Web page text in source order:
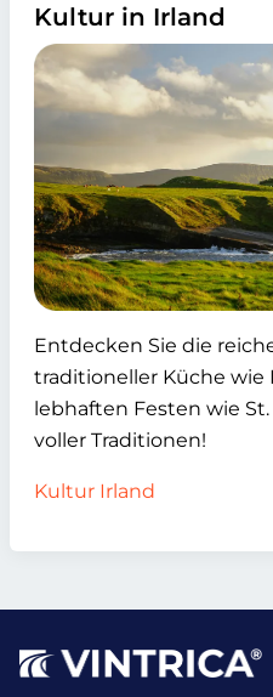
Kultur in Irland
Entdecken Sie die
traditioneller Küche wie
lebhaften Festen wie St.
voller Traditionen!
Kultur Irland